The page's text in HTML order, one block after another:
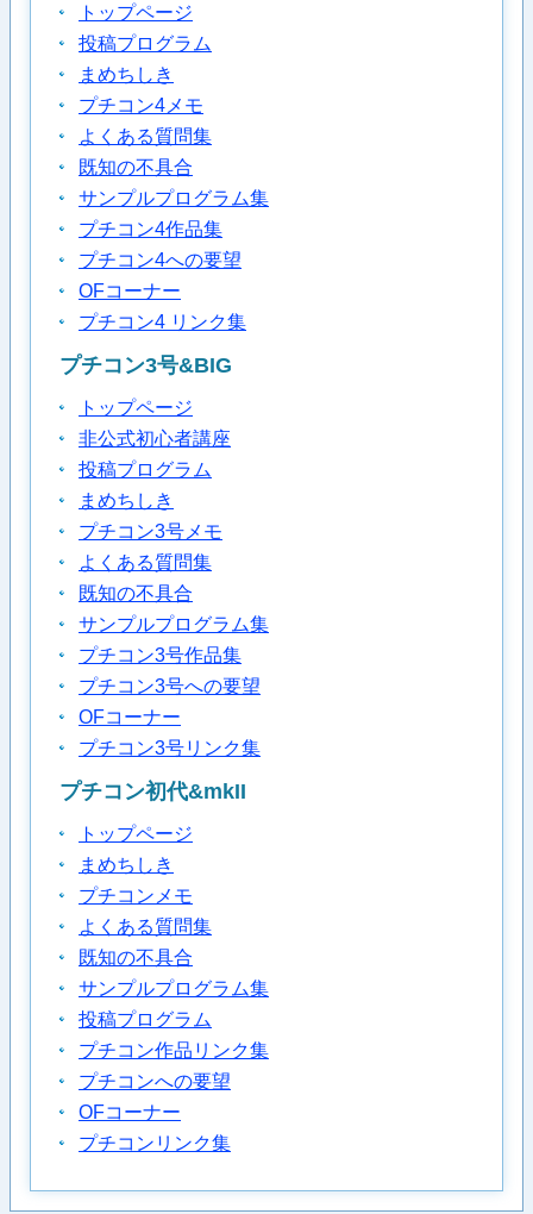
トップページ
投稿プログラム
まめちしき
プチコン4メモ
よくある質問集
既知の不具合
サンプルプログラム集
プチコン4作品集
プチコン4への要望
OFコーナー
プチコン4 リンク集
プチコン3号&BIG
トップページ
非公式初心者講座
投稿プログラム
まめちしき
プチコン3号メモ
よくある質問集
既知の不具合
サンプルプログラム集
プチコン3号作品集
プチコン3号への要望
OFコーナー
プチコン3号リンク集
プチコン初代&mkII
トップページ
まめちしき
プチコンメモ
よくある質問集
既知の不具合
サンプルプログラム集
投稿プログラム
プチコン作品リンク集
プチコンへの要望
OFコーナー
プチコンリンク集